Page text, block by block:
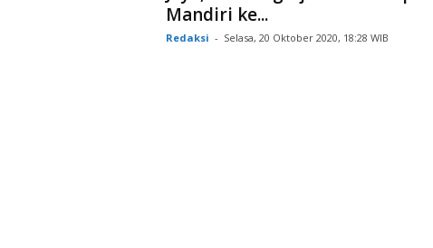
Mandiri ke...
Redaksi - Selasa, 20 Oktober 2020, 18:28 WIB